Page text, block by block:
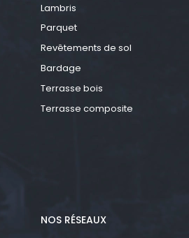
Lambris
Parquet
Revêtements de sol
Bardage
Terrasse bois
Terrasse composite
NOS RÉSEAUX